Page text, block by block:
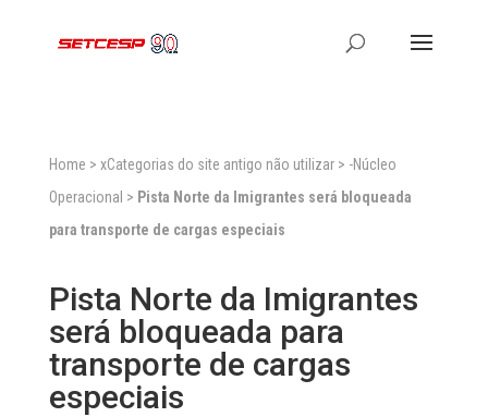
Home > xCategorias do site antigo não utilizar> -Núcleo
Operacional > Pista Norte da Imigrantes será bloqueada
para transporte de cargas especiais
Pista Norte da Imigrantes
será bloqueada para
transporte de cargas
especiais